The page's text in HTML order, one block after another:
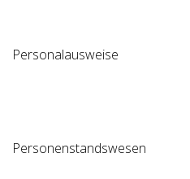
Personalausweise
Personenstandswesen